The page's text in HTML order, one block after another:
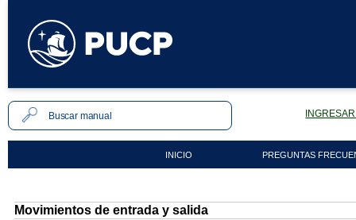
INICIO PREGUNTAS
Movimientos de entrada y salida